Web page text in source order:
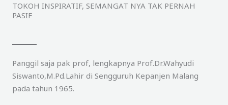
TOKOH INSPIRATIF, SEMANGAT NYA TAK PERNAH
PASIF
Panggil saja pak prof, lengkapnya Prof.Dr.Wahyudi
Siswanto,M.Pd.Lahir di Sengguruh Kepanjen Malang
pada tahun 1965.